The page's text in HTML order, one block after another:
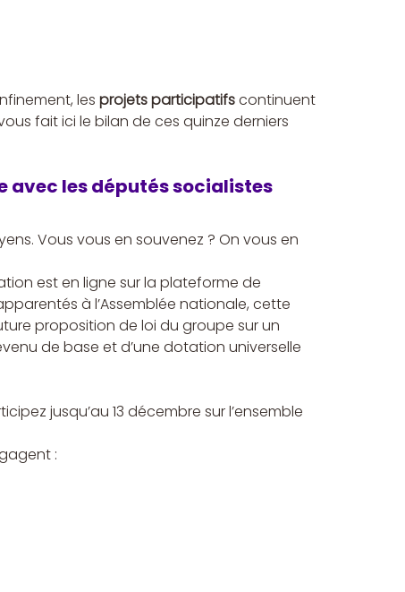
les projets participatifs continuent
fait ici le bilan de ces quinze derniers
avec les députés socialistes
Vous vous en souvenez ? On vous en
est en ligne sur la plateforme de
à l’Assemblée nationale, cette
proposition de loi du groupe sur un
de base et d’une dotation universelle
jusqu’au 13 décembre sur l’ensemble
: